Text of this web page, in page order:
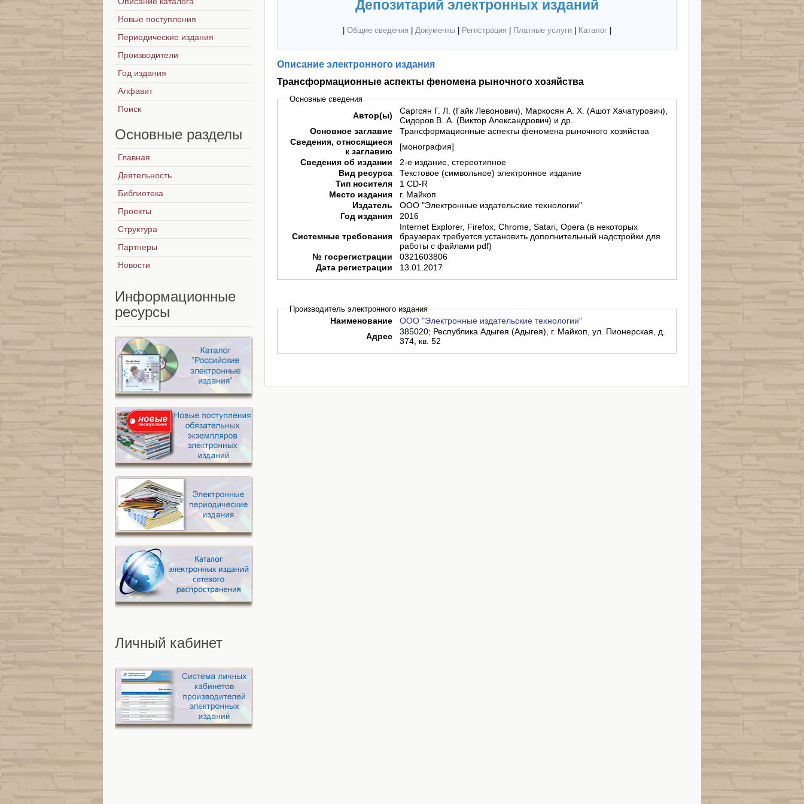
Депозитарий электронных изданий
Общие сведения Документы| Регистрация Платные услуги| Каталог|
Описание электронного издания
Трансформационные аспекты феномена рыночного хозяйства
Основные сведения
Автор(ы)
Саргсян Г. Л. (Гайк Левонович), Маркосян А. Х. (Ашот Хачатурович),
Сидоров В. А. (Виктор Александрович) и др.
Основное заглавие
Трансформационные аспекты феномена рыночного хозяйства
Сведения, относящиеся
к заглавию
[монография]
Сведения об издании
2-е издание, стереотипное
Вид ресурса
Текстовое (символьное) электронное издание
Тип носителя
1 CD-R
Место издания
г. Майкоп
Издатель
ООО "Электронные издательские технологии"
Год издания
2016
Системные требования
Internet Explorer, Firefox, Chrome, Satari, Opera (в некоторых
браузерах требуется установить дополнительный надстройки для
работы с файлами pdf)
№ госрегистрации
0321603806
Дата регистрации
13.01.2017
Производитель электронного издания
Наименование
ООО "Электронные издательские технологии"
Адрес
385020; Республика Адыгея (Адыгея), г. Майкоп, ул. Пионерская, д.
374, кв. 52
Новые поступления
Периодические издания
Производители
Год издания
Алфавит
Поиск
Основные разделы
Главная
Деятельность
Библиотека
Проекты
Структура
Партнеры
Новости
Информационные
ресурсы
Личный кабинет